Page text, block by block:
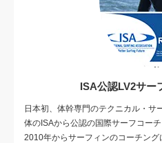
ISA公認LV2サー
日本初、体幹専門のテクニカル・サ
体のISAから公認の国際サーフコー
2010年からサーフィンのコーチン